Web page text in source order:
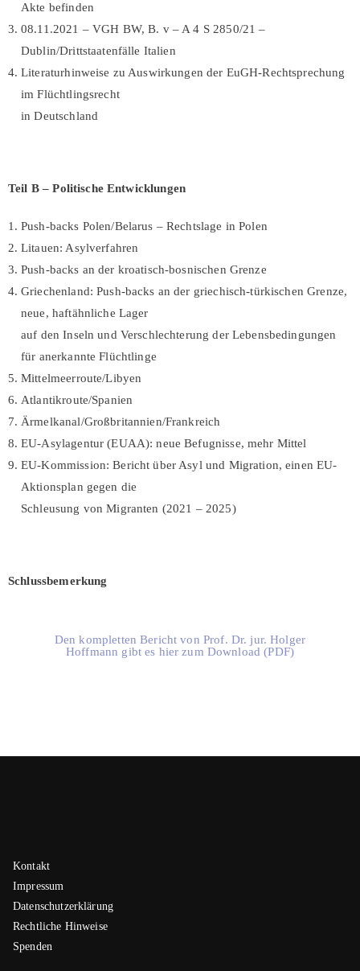
Akte befinden
08.11.2021 – VGH BW, B. v – A 4 S 2850/21 –
Dublin/Drittstaatenfälle Italien
Literaturhinweise zu Auswirkungen der EuGH-Rechtsprechung
im Flüchtlingsrecht
in Deutschland
Teil B –Politische Entwicklungen
Push-backs Polen/Belarus – Rechtslage in Polen
Litauen: Asylverfahren
Push-backs an der kroatisch-bosnischen Grenze
Griechenland: Push-backs an der griechisch-türkischen Grenze,
neue, haftähnliche Lager
auf den Inseln und Verschlechterung der Lebensbedingungen
für anerkannte Flüchtlinge
Mittelmeerroute/Libyen
Atlantikroute/Spanien
Ärmelkanal/Großbritannien/Frankreich
EU-Asylagentur (EUAA): neue Befugnisse, mehr Mittel
EU-Kommission: Bericht über Asyl und Migration, einen EU-
Aktionsplan gegen die
Schleusung von Migranten (2021 – 2025)
Schlussbemerkung
Den kompletten Bericht von Prof. Dr. jur. Holger
Hoffmann gibt es hier zum Download (PDF)
Kontakt
Impressum
Datenschutzerklärung
Rechtliche Hinweise
Spenden